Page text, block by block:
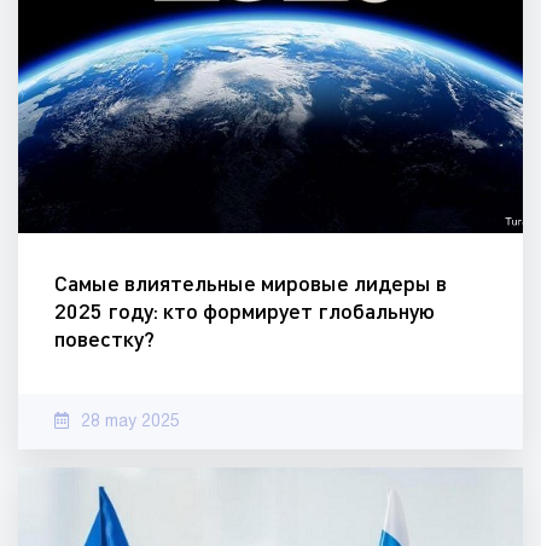
Самые влиятельные мировые лидеры в
2025 году: кто формирует глобальную
повестку?
28 may 2025